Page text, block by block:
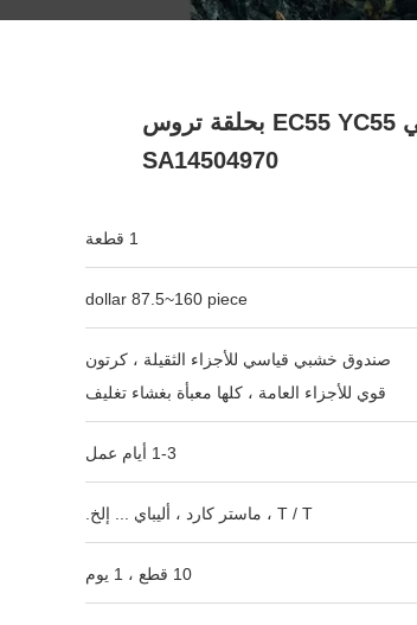
مبيت المحرك النهائي EC55 YC55 بحلقة تروس
SA14504970
1 قطعة
dollar 87.5~160 piece
صندوق خشبي قياسي للأجزاء الثقيلة ، كرتون
قوي للأجزاء العامة ، كلها معبأة بغشاء تغليف
1-3 أيام عمل
T / T ، ماستر كارد ، أليباي ... إلخ.
10 قطع ، 1 يوم